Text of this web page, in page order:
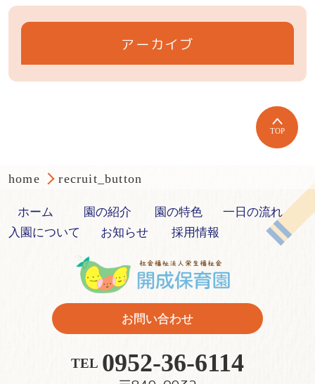
アーカイブ
TOP
home recruit_button
ホーム 園の紹介 園の特色
一日の流れ
入園について
お知らせ 採用情報
お問い合わせ
TEL 0952-36-6114